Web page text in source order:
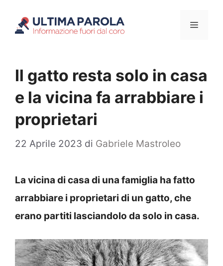
Menu
Il gatto resta solo in casa
e la vicina fa arrabbiare i
proprietari
22 Aprile 2023 di Gabriele Mastroleo
La vicina di casa di una famiglia ha fatto
arrabbiare i proprietari di un gatto, che
erano partiti lasciandolo da solo in casa.